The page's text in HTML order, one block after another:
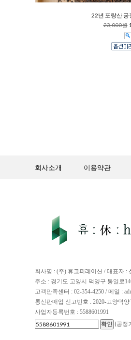
22년 포랑산 궁
23,000원
회사소개 이용약관
회사명 : (주) 휴코퍼레이션 / 대표자 :
주소 : 경기도 고양시 덕양구 통일로
고객만족센터 : 02-354-4250 / 메일 :
통신판매업 신고번호 : 2020-고양덕양
사업자등록번호 : 5588601991
(공정